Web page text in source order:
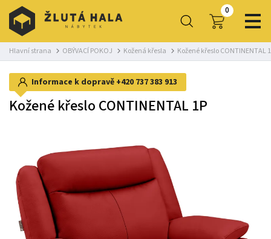
0
Hlavní strana OBÝVACÍ POKOJ Kožená křesla Kožené křeslo CONTINENTAL
Informace k dopravě +420 737 383 913
Kožené křeslo CONTINENTAL 1P